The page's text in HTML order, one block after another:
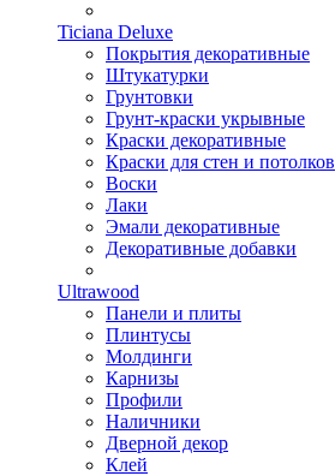
Ticiana Deluxe
Покрытия декоративные
Штукатурки
Грунтовки
Грунт-краски укрывные
Краски декоративные
Краски для стен и потолков
Воски
Лаки
Эмали декоративные
Декоративные добавки
Ultrawood
Панели и плиты
Плинтусы
Молдинги
Карнизы
Профили
Наличники
Дверной декор
Клей